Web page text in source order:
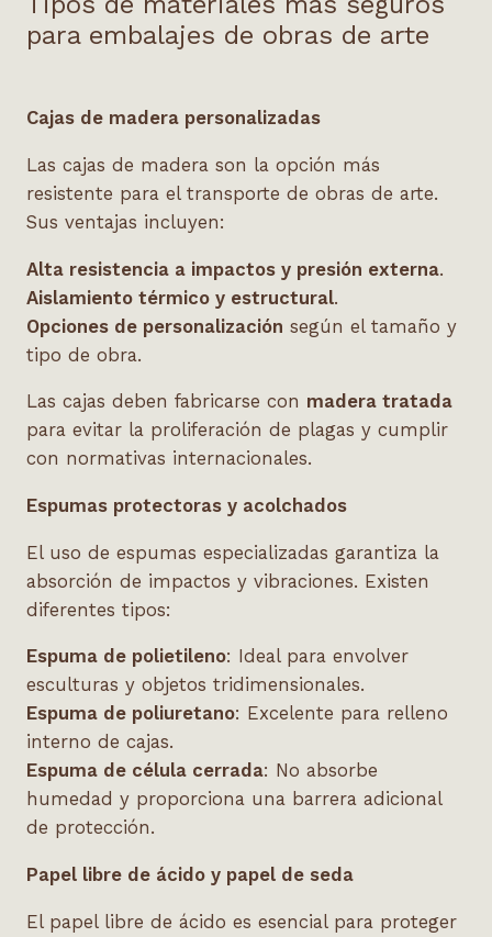
para embalajes de obras de arte
Cajas de madera personalizadas
Las cajas de madera son la opción más
resistente para el transporte de obras de arte.
Sus ventajas incluyen:
Alta resistencia a impactos y presión externa.
Aislamiento térmico y estructural.
Opciones de personalización según el tamaño y
tipo de obra.
Las cajas deben fabricarse con madera tratada
para evitar la proliferación de plagas y cumplir
con normativas internacionales.
Espumas protectoras y acolchados
El uso de espumas especializadas garantiza la
absorción de impactos y vibraciones. Existen
diferentes tipos:
Espuma de polietileno: Ideal para envolver
esculturas y objetos tridimensionales.
Espuma de poliuretano: Excelente para relleno
interno de cajas.
Espuma de célula cerrada: No absorbe
humedad y proporciona una barrera adicional
de protección.
Papel libre de ácido y papel de seda
El papel libre de ácido es esencial para proteger